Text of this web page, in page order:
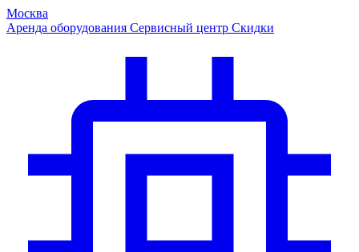
Москва
Аренда оборудования Сервисный центр Скидки